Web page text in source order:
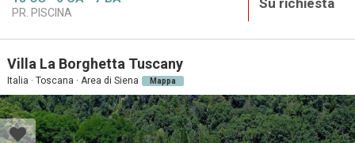
PR. PISCINA
Villa La Borghetta Tuscany
Italia · Toscana · Area di Siena Mappa